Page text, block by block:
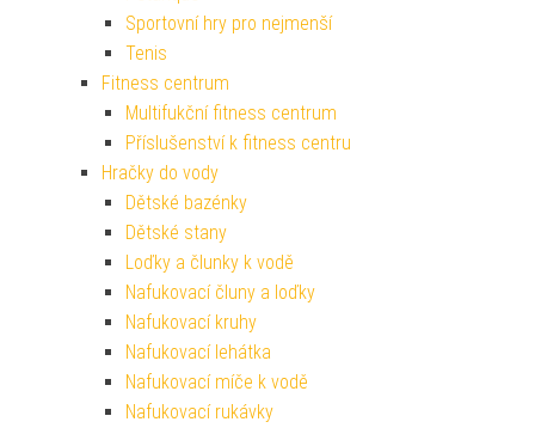
Sportovní hry pro nejmenší
Tenis
Fitness centrum
Multifukční fitness centrum
Příslušenství k fitness centru
Hračky do vody
Dětské bazénky
Dětské stany
Loďky a člunky k vodě
Nafukovací čluny a loďky
Nafukovací kruhy
Nafukovací lehátka
Nafukovací míče k vodě
Nafukovací rukávky